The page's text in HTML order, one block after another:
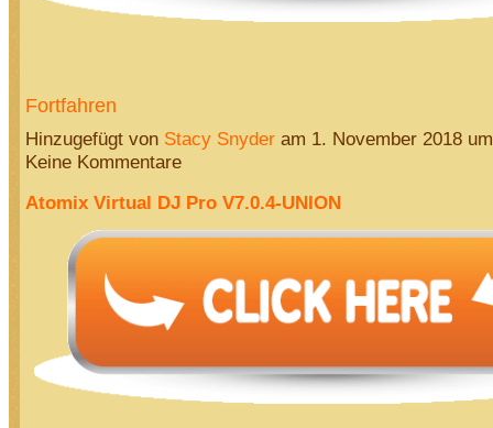
Fortfahren
Hinzugefügt von Stacy Snyderam 1. November 2018
Keine Kommentare
Atomix Virtual DJ Pro V7.0.4-UNION